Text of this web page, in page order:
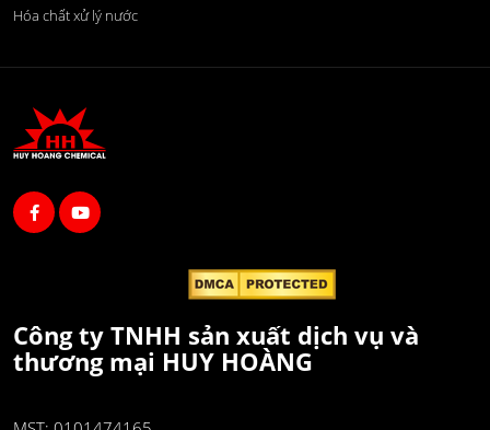
Hóa chất xử lý nước
Công ty TNHH sản xuất dịch vụ và
thương mại HUY HOÀNG